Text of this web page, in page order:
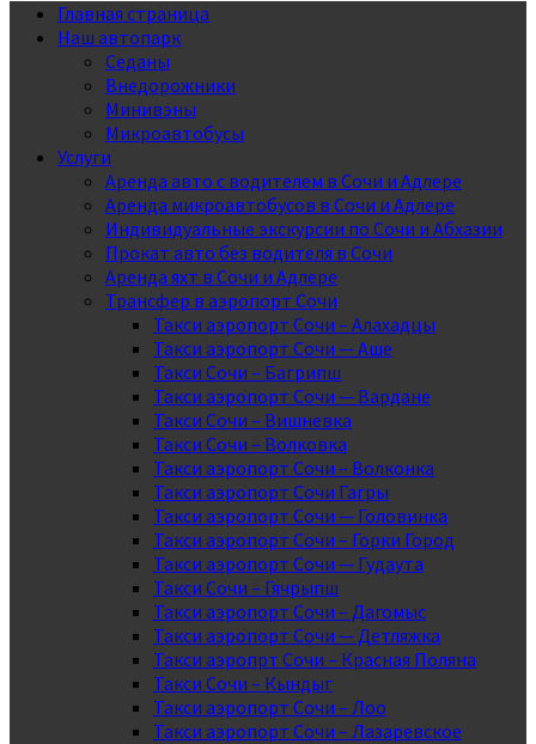
Главная страница
Наш автопарк
Седаны
Внедорожники
Минивэны
Микроавтобусы
Услуги
Аренда авто с водителем в Сочи и Адлере
Аренда микроавтобусов в Сочи и Адлере
Индивидуальные экскурсии по Сочи и Абхазии
Прокат авто без водителя в Сочи
Аренда яхт в Сочи и Адлере
Трансфер в аэропорт Сочи
Такси аэропорт Сочи – Алахадцы
Такси аэропорт Сочи — Аше
Такси Сочи – Багрипш
Такси аэропорт Сочи — Вардане
Такси Сочи – Вишневка
Такси Сочи – Волковка
Такси аэропорт Сочи – Волконка
Такси аэропорт Сочи Гагры
Такси аэропорт Сочи — Головинка
Такси аэропорт Сочи – Горки Город
Такси аэропорт Сочи — Гудаута
Такси Сочи – Гячрыпш
Такси аэропорт Сочи – Дагомыс
Такси аэропорт Сочи — Детляжка
Такси аэропрт Сочи – Красная Поляна
Такси Сочи – Кындыг
Такси аэропорт Сочи – Лоо
Такси аэропорт Сочи – Лазаревское